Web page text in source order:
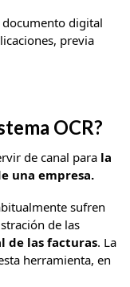
documento digital
previa
OCR?
de canal para la
una empresa.
sufren
de las
de las facturas. La
herramienta, en